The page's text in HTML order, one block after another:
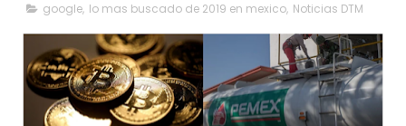
google, lo mas buscado de 2019 en mexico, Noticias DTM